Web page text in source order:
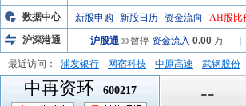
数据中心 新股申购 新股日历 资金流向 AH股比
沪深港通
沪股通 暂停 资金流入 0.00 万
最近访问： 浦发银行 网宿科技 中原高速 武钢股份
弘业股份
富临运业
中再资环 600217 --